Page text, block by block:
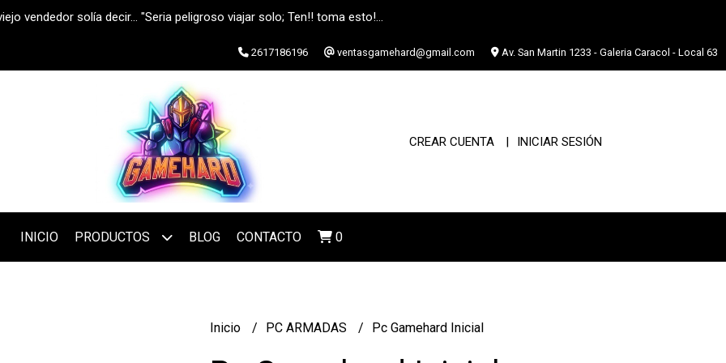
vendedor solía decir... "Seria peligroso viajar solo; Ten!! toma esto!...
2617186196 ventasgamehard@gmail.com Av. San Martin 1233 - Galeria Caracol - Local 63
CREAR CUENTA INICIAR SESIÓN
INICIO PRODUCTOS BLOG CONTACTO 0
Inicio PC ARMADAS Pc Gamehard Inicial